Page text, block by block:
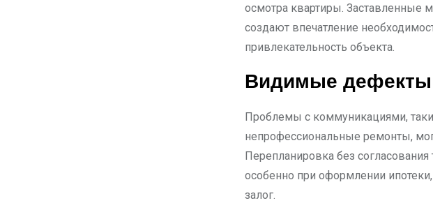
осмотра квартиры. Заставленные
создают впечатление
привлекательность объекта.
Видимые дефекты
Проблемы с коммуникациями,
непрофессиональные ремонты,
Перепланировка без
особенно при оформлении
залог.